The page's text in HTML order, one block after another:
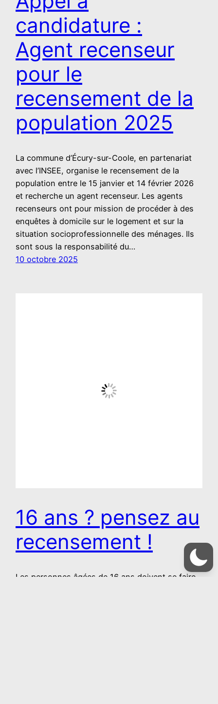
candidature :
Agent recenseur
pour le
recensement de la
population 2025
La commune d’Écury-sur-Coole, en partenariat
avec l’INSEE, organise le recensement de la
population entre le 15 janvier et 14 février 2026
et recherche un agent recenseur. Les agents
recenseurs ont pour mission de procéder à des
enquêtes à domicile sur le logement et sur la
situation socioprofessionnelle des ménages. Ils
sont sous la responsabilité du…
10 octobre 2025
16 ans ? pensez au
recensement !
Les personnes âgées de 16 ans doivent se faire